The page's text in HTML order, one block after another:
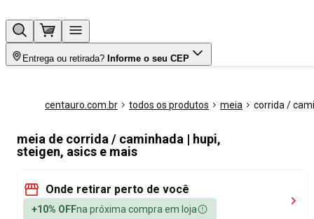
Entrega ou retirada? Informe o seu CEP
centauro.com.br todos os produtos meia corrida /
meia de corrida / caminhada | hupi,
steigen, asics e mais
Onde retirar perto de você
+10% OFFna próxima compra em loja